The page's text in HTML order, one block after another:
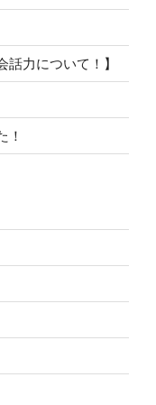
話力について！】
！